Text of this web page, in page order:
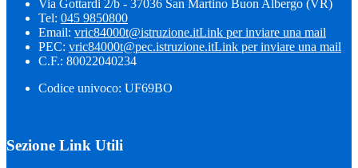
Via Gottardi 2/b - 37036 San Martino Buon Albergo (VR)
Tel: 045 9850800
Email: vric84000t@istruzione.itLink per inviare una mail
PEC: vric84000t@pec.istruzione.itLink per inviare una mail
C.F.: 80022040234
Codice univoco: UF69BO
Sezione Link Utili